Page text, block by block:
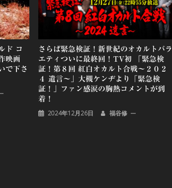
ド コ
映画
で下さ
さらば緊急検証！新世紀のオカルトバラ
エティついに最終回！TV初 「緊急検
証！第８回 紅白オカルト合戦～２０２
４ 遺言～」大槻ケンヂより「緊急検
証！」ファン感涙の胸熱コメントが到
着！
2024年12月26日 福谷修